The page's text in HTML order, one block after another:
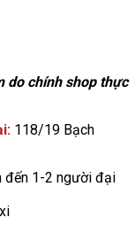
do chính shop thực
118/19 Bạch
đến 1-2 người đại